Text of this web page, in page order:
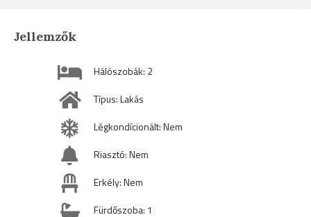
Jellemzők
Hálószobák: 2
Típus: Lakás
Légkondícionált: Nem
Riasztó: Nem
Erkély: Nem
Fürdőszoba: 1